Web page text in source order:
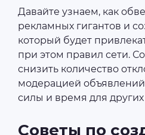
Давайте узнаем, как
рекламных гигантов и
который будет
при этом правил сети.
снизить количество
модерацией
силы и время для
Советы по